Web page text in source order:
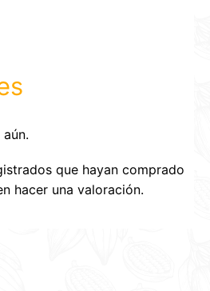
que hayan comprado
hacer una valoración.